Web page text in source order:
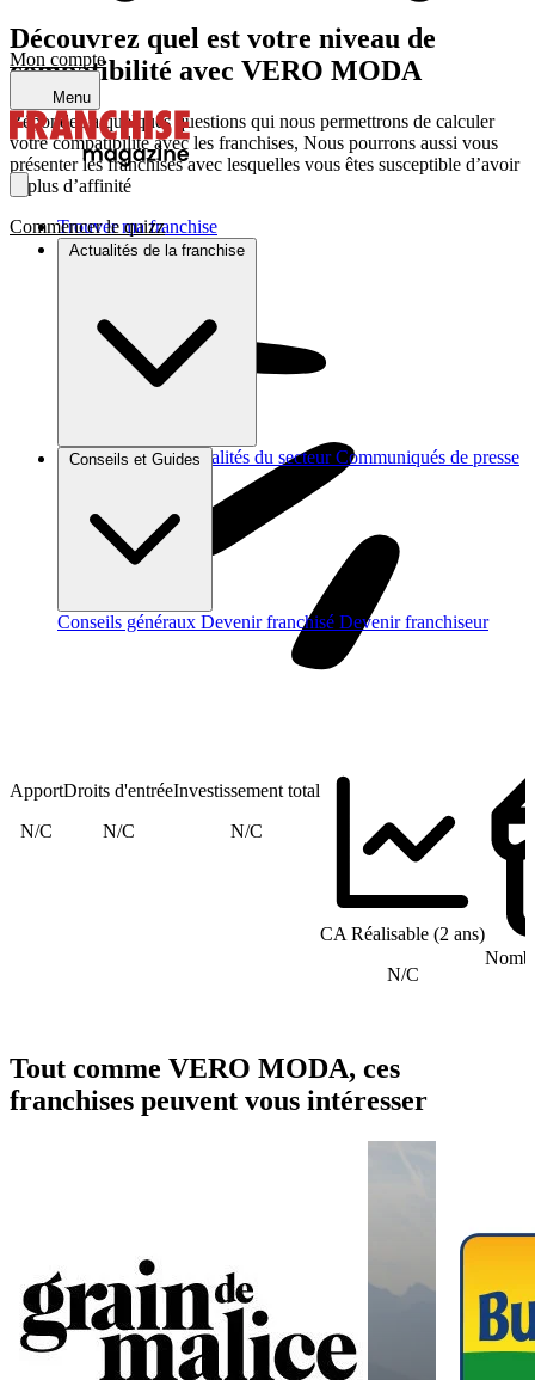
Mon compte
Menu
Trouver ma franchise
Actualités de la franchise
Brèves et actus Actualités du secteur Communiqués de presse
Conseils et Guides
Conseils généraux Devenir franchisé Devenir franchiseur
Découvrez quel est votre niveau de
compatibilité avec VERO MODA
Répondez a quelques questions qui nous permettrons de calculer
votre compatibilité avec les franchises, Nous pourrons aussi vous
présenter les franchises avec lesquelles vous êtes susceptible d’avoir
le plus d’affinité
Commencer le quizz
Apport
N/C
Droits d'entrée
N/C
Investissement total
N/C
CA Réalisable (2 ans)
N/C
Tout comme VERO MODA, ces
franchises peuvent vous intéresser